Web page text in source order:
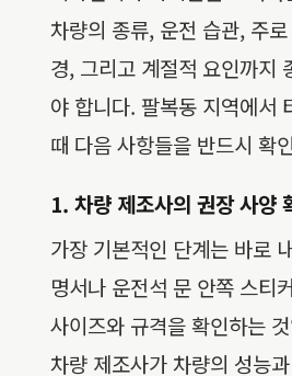
차량의 종류, 운전 습관, 주
경, 그리고 계절적 요인까지
야 합니다. 팔복동 지역에서
때 다음 사항들을 반드시 확
1. 차량 제조사의 권장 사양
가장 기본적인 단계는 바로
명서나 운전석 문 안쪽 스티
사이즈와 규격을 확인하는
차량 제조사가 차량의 성능